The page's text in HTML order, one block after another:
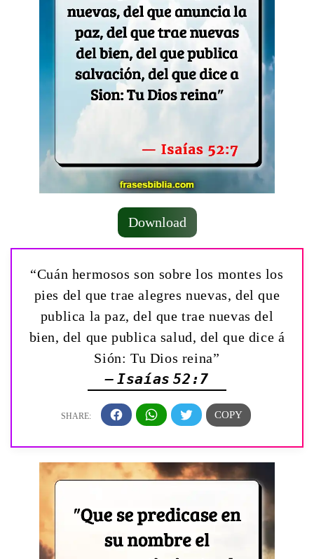
Download
“Cuán hermosos son sobre los montes los
pies del que trae alegres nuevas, del que
publica la paz, del que trae nuevas del
bien, del que publica salud, del que dice á
Sión: Tu Dios reina”
— Isaías 52:7